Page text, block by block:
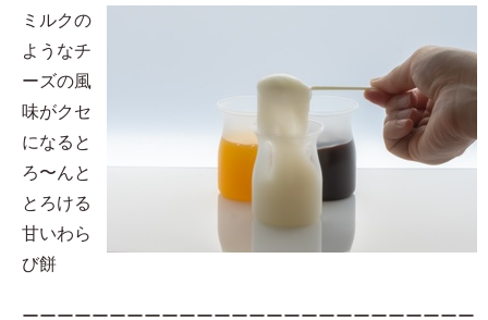
​ミルクの
ようなチ
ーズの風
味がクセ
になると
ろ〜んと
とろける
甘いわら
び餅